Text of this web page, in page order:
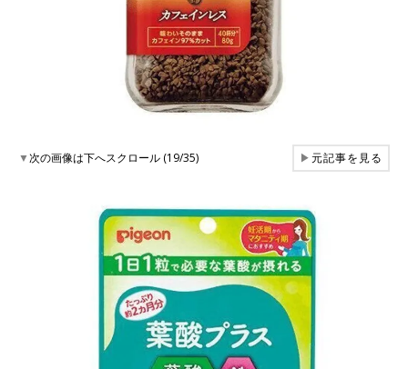
▼次の画像は下へスクロール (19/35) ▶元記事を見る